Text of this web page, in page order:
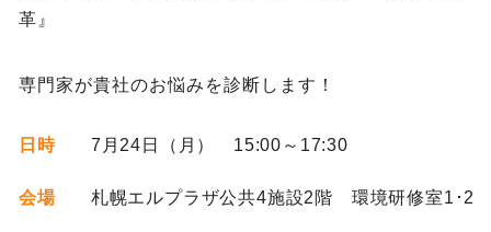
革』
専門家が貴社のお悩みを診断します！
日時 7月24日（月） 15:00～17:30
会場 札幌エルプラザ公共4施設2階 環境研修室1･2